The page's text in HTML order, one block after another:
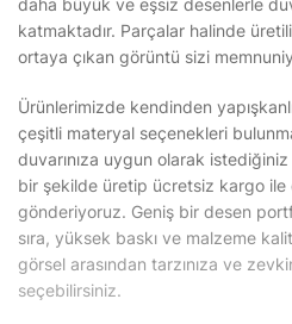
daha büyük ve eşsiz desenlerle
katmaktadır. Parçalar halinde
ortaya çıkan görüntü sizi
Ürünlerimizde kendinden
çeşitli materyal seçenekleri
duvarınıza uygun olarak
bir şekilde üretip ücretsiz kargo
gönderiyoruz. Geniş bir desen
sıra, yüksek baskı ve malzeme
görsel arasından tarzınıza ve
seçebilirsiniz.